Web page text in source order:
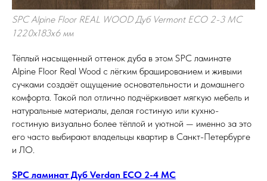
SPC Alpine Floor REAL WOOD Дуб Vermont ЕСО 2-3 MC
1220х183х6 мм
Тёплый насыщенный оттенок дуба в этом SPC ламинате
Alpine Floor Real Wood с лёгким брашированием и живыми
сучками создаёт ощущение основательности и домашнего
комфорта. Такой пол отлично подчёркивает мягкую мебель и
натуральные материалы, делая гостиную или кухню-
гостиную визуально более тёплой и уютной — именно за это
его часто выбирают владельцы квартир в Санкт-Петербурге
и ЛО.
SPC ламинат Дуб Verdan ECO 2-4 MC